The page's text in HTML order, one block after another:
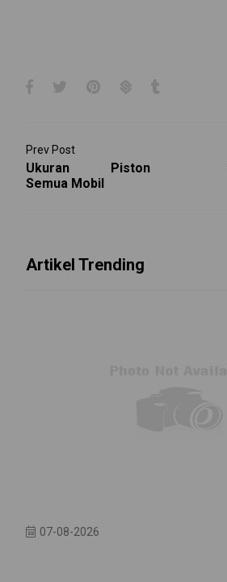
Prev Post
Ukuran Piston
Semua Mobil
Artikel Trending
07-08-2026